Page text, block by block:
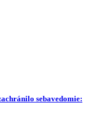
sebavedomie: